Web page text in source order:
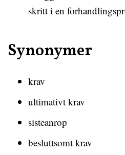
skritt i en
Synonymer
krav
ultimativt krav
sisteanrop
besluttsomt krav